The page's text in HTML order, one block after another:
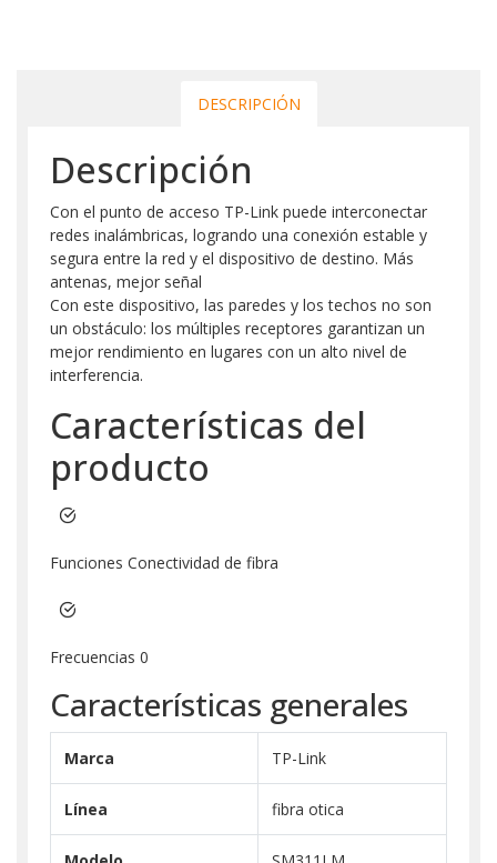
DESCRIPCIÓN
Descripción
Con el punto de acceso TP-Link puede interconectar
redes inalámbricas, logrando una conexión estable y
segura entre la red y el dispositivo de destino. Más
antenas, mejor señal
Con este dispositivo, las paredes y los techos no son
un obstáculo: los múltiples receptores garantizan un
mejor rendimiento en lugares con un alto nivel de
interferencia.
Características del
producto
Funciones Conectividad de fibra
Frecuencias 0
Características generales
Marca TP-Link
Línea fibra otica